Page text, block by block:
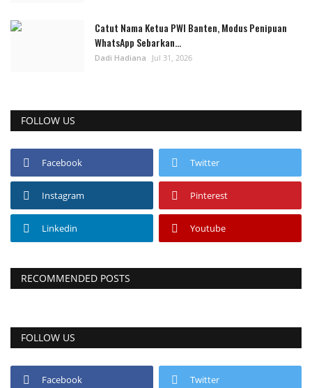
Catut Nama Ketua PWI Banten, Modus Penipuan
WhatsApp Sebarkan...
Dadi Hadiana Jul 31, 2026
FOLLOW US
Facebook Twitter
Instagram Pinterest
Linkedin Youtube
RECOMMENDED POSTS
FOLLOW US
Facebook Twitter